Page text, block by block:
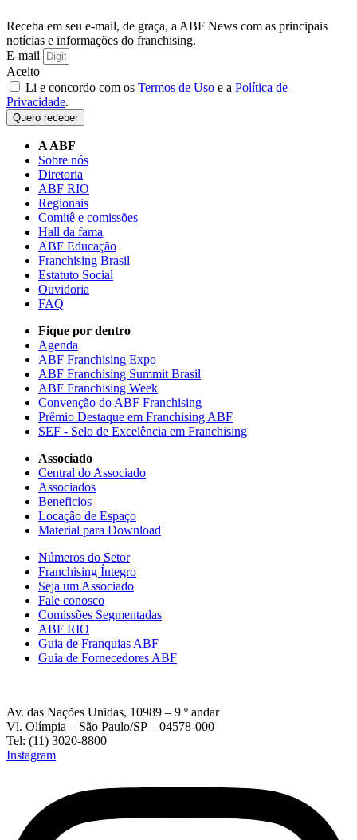
Receba em seu e-mail, de graça, a ABF News com as principais
notícias e informações do franchising.
E-mail
Aceito
Li e concordo com os Termos de Uso e a Política de
Privacidade.
Quero receber
A ABF
Sobre nós
Diretoria
ABF RIO
Regionais
Comitê e comissões
Hall da fama
ABF Educação
Franchising Brasil
Estatuto Social
Ouvidoria
FAQ
Fique por dentro
Agenda
ABF Franchising Expo
ABF Franchising Summit Brasil
ABF Franchising Week
Convenção do ABF Franchising
Prêmio Destaque em Franchising ABF
SEF - Selo de Excelência em Franchising
Associado
Central do Associado
Associados
Beneficios
Locação de Espaço
Material para Download
Números do Setor
Franchising Íntegro
Seja um Associado
Fale conosco
Comissões Segmentadas
ABF RIO
Guia de Franquias ABF
Guia de Fornecedores ABF
Av. das Nações Unidas, 10989 – 9 º andar
Vl. Olímpia – São Paulo/SP – 04578-000
Tel: (11) 3020-8800
Instagram